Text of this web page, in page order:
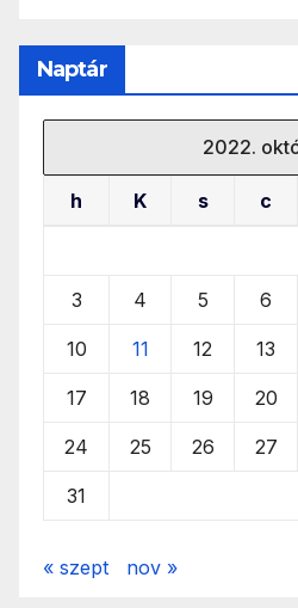
Naptár
2022.
h K s c
3 4 5 6
10 11 12 13
17 18 19 20
24 25 26 27
31
« szept nov »